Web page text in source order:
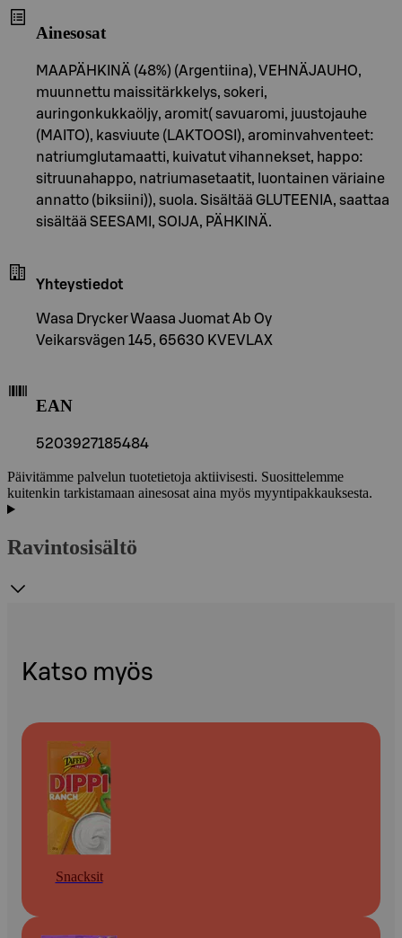
Ainesosat
MAAPÄHKINÄ (48%) (Argentiina), VEHNÄJAUHO,
muunnettu maissitärkkelys, sokeri,
auringonkukkaöljy, aromit( savuaromi, juustojauhe
(MAITO), kasviuute (LAKTOOSI), arominvahventeet:
natriumglutamaatti, kuivatut vihannekset, happo:
sitruunahappo, natriumasetaatit, luontainen väriaine
annatto (biksiini)), suola. Sisältää GLUTEENIA, saattaa
sisältää SEESAMI, SOIJA, PÄHKINÄ.
Yhteystiedot
Wasa Drycker Waasa Juomat Ab Oy
Veikarsvägen 145, 65630 KVEVLAX
EAN
5203927185484
Päivitämme palvelun tuotetietoja aktiivisesti. Suosittelemme
kuitenkin tarkistamaan ainesosat aina myös myyntipakkauksesta.
Ravintosisältö
Katso myös
Snacksit